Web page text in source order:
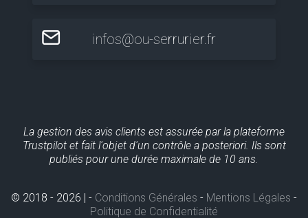
infos@ou-serrurier.fr
La gestion des avis clients est assurée par la plateforme
Trustpilot et fait l'objet d'un contrôle a posteriori. Ils sont
publiés pour une durée maximale de 10 ans.
© 2018 - 2026 | - Conditions Générales - Mentions Légales -
Politique de Confidentialité